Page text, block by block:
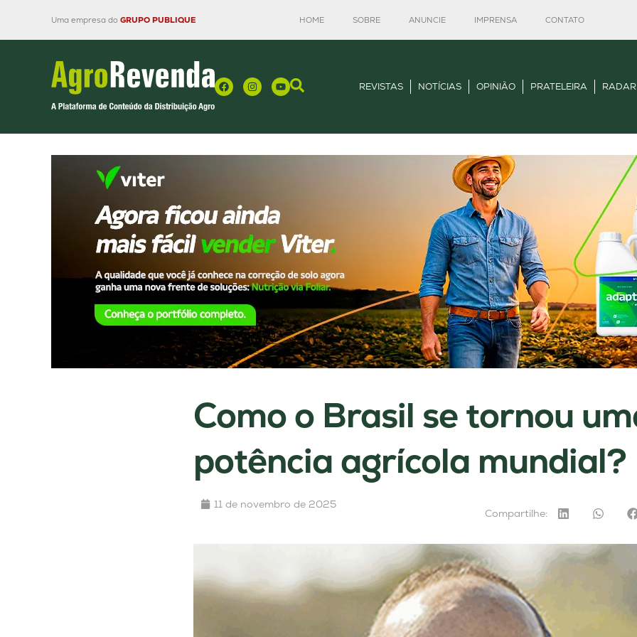
Uma empresa do GRUPO PUBLIQUE HOME SOBRE ANUNCIE IMPRENSA CONTATO
REVISTAS NOTÍCIAS OPINIÃO PRATELEIRA
Como o Brasil se tornou
potência agrícola mundial?
11 de novembro de 2025
Compartilhe: